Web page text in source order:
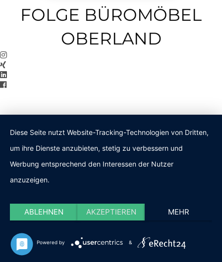
FOLGE BÜROMÖBEL
OBERLAND
Diese Seite nutzt Website-Tracking-Technologien von Dritten,
um ihre Dienste anzubieten, stetig zu verbessern und
Werbung entsprechend den Interessen der Nutzer
anzuzeigen.
ABLEHNEN AKZEPTIEREN MEHR
Powered by &